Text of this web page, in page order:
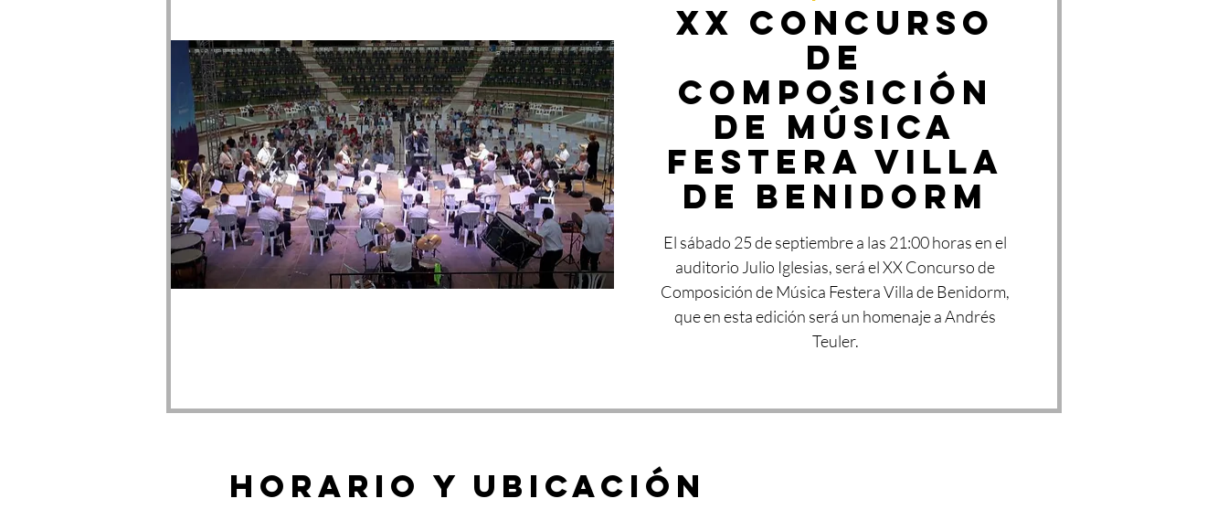
XX CONCURSO
DE
COMPOSICIÓN
DE MÚSICA
FESTERA VILLA
DE BENIDORM
El sábado 25 de septiembre a las 21:00 horas en el
auditorio Julio Iglesias, será el XX Concurso de
Composición de Música Festera Villa de Benidorm,
que en esta edición será un homenaje a Andrés
Teuler.
Horario y ubicación